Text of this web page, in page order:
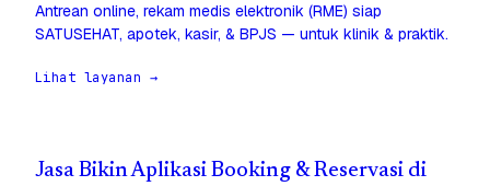
Antrean online, rekam medis elektronik (RME) siap
SATUSEHAT, apotek, kasir, & BPJS — untuk klinik & praktik.
Lihat layanan →
Jasa Bikin Aplikasi Booking & Reservasi di